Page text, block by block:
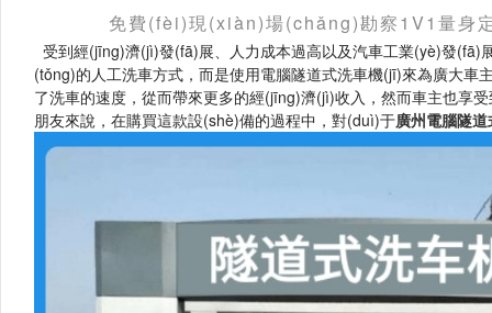
免費(fèi)現(xiàn)場(chǎng)勘察1V1量身
受到經(jīng)濟(jì)發(fā)展、人力成本過高以及汽車工業(yè)發(fā)
(tǒng)的人工洗車方式，而是使用電腦隧道式洗車機(jī)來為廣大
了洗車的速度，從而帶來更多的經(jīng)濟(jì)收入，然而車主也
朋友來說，在購買這款設(shè)備的過程中，對(duì)于廣州電腦隧